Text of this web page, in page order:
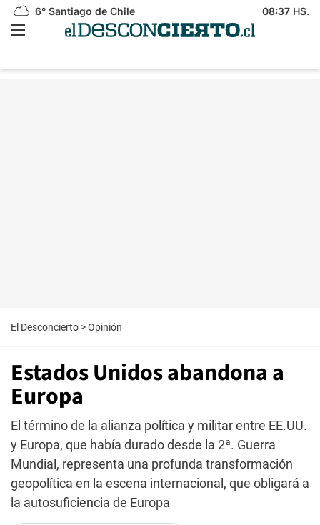
6° Santiago de Chile 08:37 HS.
El Desconcierto >Opinión
Estados Unidos abandona a
Europa
El término de la alianza política y militar entre EE.UU.
y Europa, que había durado desde la 2ª. Guerra
Mundial, representa una profunda transformación
geopolítica en la escena internacional, que obligará a
la autosuficiencia de Europa